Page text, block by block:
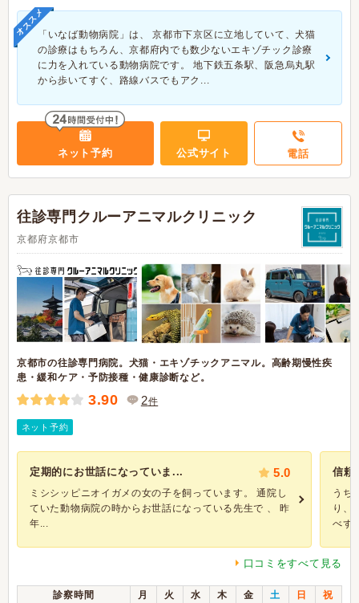
オススメ「いなば動物病院」は、 京都市下京区に立地していて、犬猫
の診療はもちろん、京都府内でも数少ないエキゾチック診療
に力を入れている動物病院です。 地下鉄五条駅、阪急烏丸駅
から歩いてすぐ、路線バスでもアク...
ネット予約 公式サイト 電話
往診専門クルーアニマルクリニック
京都府京都市
京都市の往診専門病院。犬猫・エキゾチックアニマル。高齢期慢性疾
患・緩和ケア・予防接種・健康診断など。
3.90 2件
ネット予約
定期的にお世話になっていま... 5.0
ミシシッピニオイガメの女の子を飼っています。 通院し
ていた動物病院の時からお世話になっている先生で 、 昨
年...
信頼
うち
り、
べず
口コミをすべて見る
診察時間 月 火 水 木 金 土 日 祝